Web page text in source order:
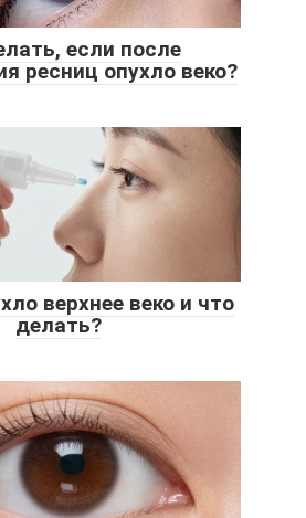
если после
ресниц опухло веко?
верхнее веко и что
делать?